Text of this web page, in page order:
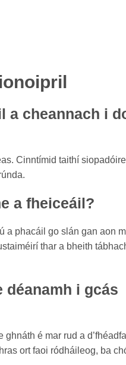
a cheannach i
Cinntímid taithí
a fheiceáil?
a phacáil go slán gan aon
thar a bheith
déanamh i gcás
é mar rud a
ort faoi ródháileog, ba